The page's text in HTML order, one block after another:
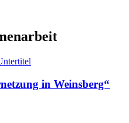
in Weinsberg“